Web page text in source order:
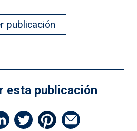
publicación
esta publicación